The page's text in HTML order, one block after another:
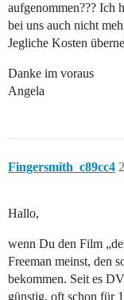
aufgenommen??? Ich
bei uns auch nicht
Jegliche Kosten
Danke im voraus
Angela
Fingersmith_c89cc4 2
Hallo,
wenn Du den Film
Freeman meinst, den
bekommen. Seit es
günstig, oft schon für